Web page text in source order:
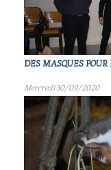
DES MASQUES
Mercredi 30/09/2020